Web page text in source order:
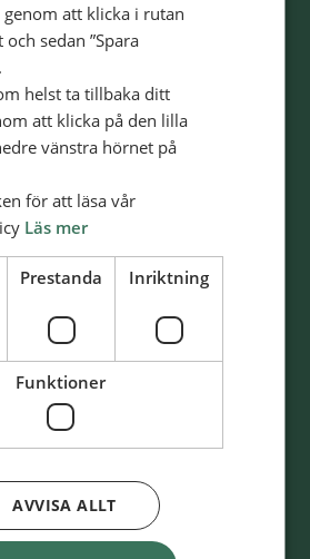
>
att klicka i rutan
sedan ”Spara
helst ta tillbaka ditt
att klicka på den lilla
vänstra hörnet på
för att läsa vår
Läs mer
Prestanda Inriktning
Funktioner
AVVISA ALLT